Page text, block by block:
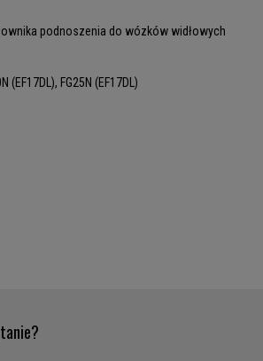
podnoszenia do wózków widłowych
(EF17DL), FG25N (EF17DL)